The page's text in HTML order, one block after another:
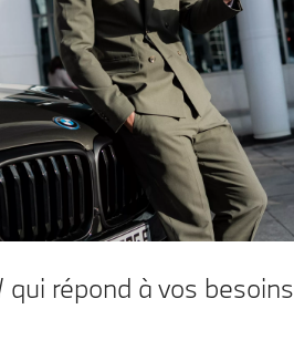
qui répond à vos besoins